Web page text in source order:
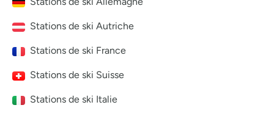
Stations de ski Autriche
Stations de ski France
Stations de ski Suisse
Stations de ski Italie